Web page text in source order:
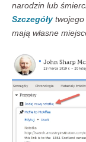
narodzin lub
Szczegółytwojego
mają własne